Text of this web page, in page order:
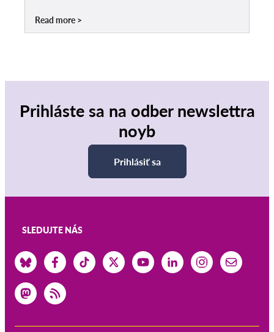
Read more
Prihláste sa na odber newslettra
noyb
Prihlásiť sa
SLEDUJTE NÁS